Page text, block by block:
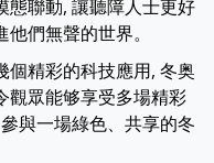
態聯動, 讓聽障人士更好
們無聲的世界。
個精彩的科技應用, 冬奥
觀眾能够享受多場精彩
與一場綠色、共享的冬